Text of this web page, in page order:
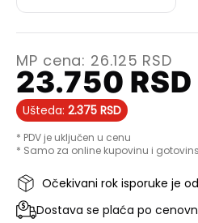
MP cena: 26.125 RSD
23.750 RSD
Ušteda: 2.375 RSD
* PDV je uključen u cenu
* Samo za online kupovinu i
Očekivani rok isporuke je od
Dostava se plaća po